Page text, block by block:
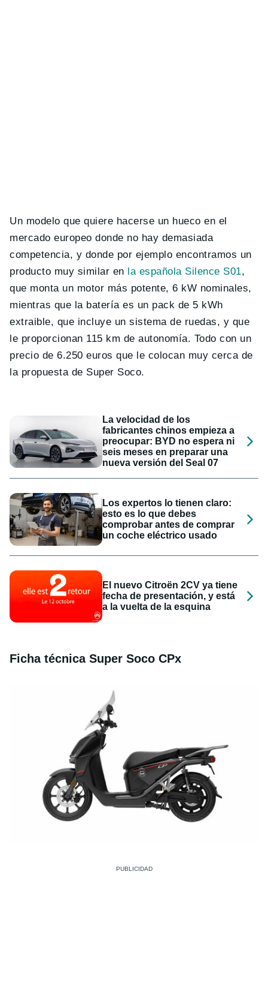
Un modelo que quiere hacerse un hueco en el
mercado europeo donde no hay demasiada
competencia, y donde por ejemplo encontramos un
producto muy similar en la española Silence S01,
que monta un motor más potente, 6 kW nominales,
mientras que la batería es un pack de 5 kWh
extraible, que incluye un sistema de ruedas, y que
le proporcionan 115 km de autonomía. Todo con un
precio de 6.250 euros que le colocan muy cerca de
la propuesta de Super Soco.
La velocidad de los
fabricantes chinos empieza a
preocupar: BYD no espera ni
seis meses en preparar una
nueva versión del Seal 07
Los expertos lo tienen claro:
esto es lo que debes
comprobar antes de comprar
un coche eléctrico usado
El nuevo Citroën 2CV ya tiene
fecha de presentación, y está
a la vuelta de la esquina
Ficha técnica Super Soco CPx